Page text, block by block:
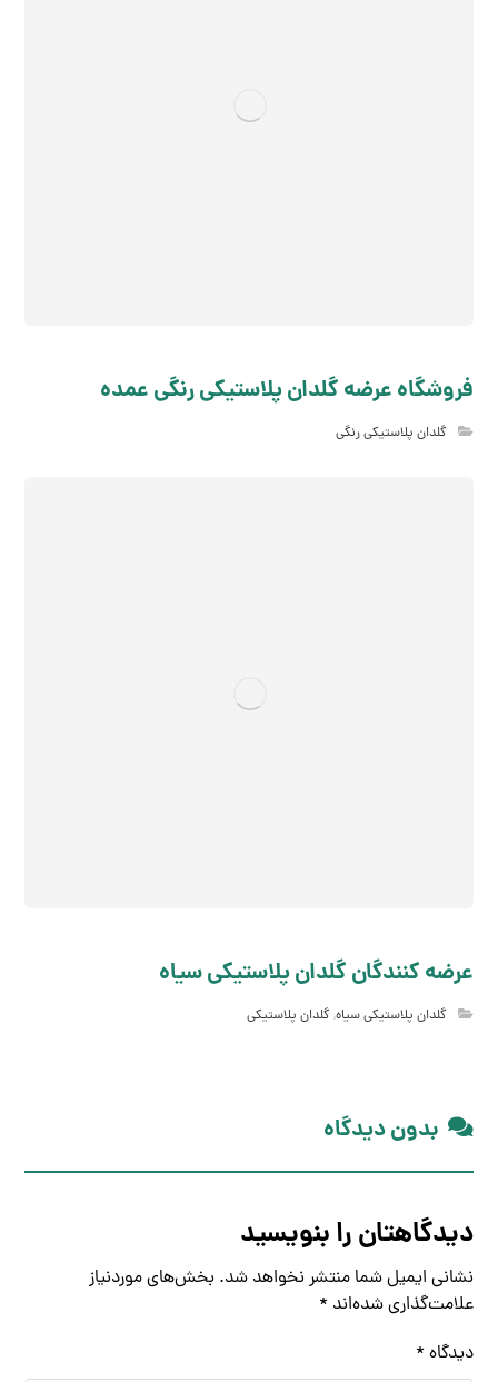
فروشگاه عرضه گلدان پلاستیکی رنگی عمده
گلدان پلاستیکی رنگی
عرضه کنندگان گلدان پلاستیکی سیاه
گلدان پلاستیکی سیاه,گلدان پلاستیکی
بدون دیدگاه
دیدگاهتان را بنویسید
نشانی ایمیل شما منتشر نخواهد شد. بخش‌های موردنیاز
علامت‌گذاری شده‌اند *
دیدگاه *